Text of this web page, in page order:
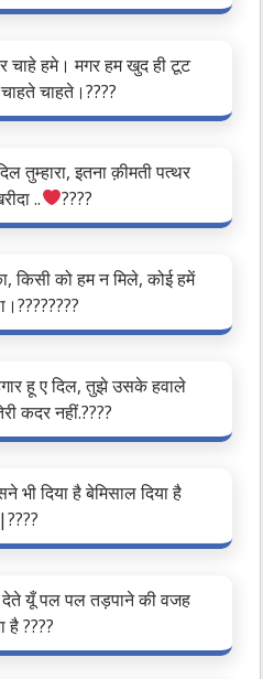
चाहे हमे। मगर हम खुद ही टूट
चाहते।????
तुम्हारा, इतना क़ीमती पत्थर
..
‍????
किसी को हम न मिले, कोई हमें
हू ए दिल, तुझे उसके हवाले
कदर नहीं.????
भी दिया है बेमिसाल दिया है
|????
देते यूँ पल पल तड़पाने की वजह
है ????